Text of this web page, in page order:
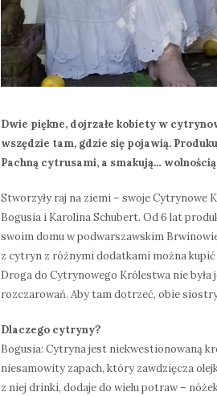
Dwie piękne, dojrzałe kobiety w
wszędzie tam, gdzie się pojawią.
Pachną cytrusami, a smakują…
Stworzyły raj na ziemi – swoje Cytrynowe
Bogusia i Karolina Schubert. Od 6 lat
swoim domu w podwarszawskim
z cytryn z różnymi dodatkami można kupić
Droga do Cytrynowego Królestwa nie była
rozczarowań. Aby tam dotrzeć, obie
Dlaczego cytryny?
Bogusia: Cytryna jest niekwestionowaną
niesamowity zapach, który zawdzięcza
z niej drinki, dodaje do wielu potraw –